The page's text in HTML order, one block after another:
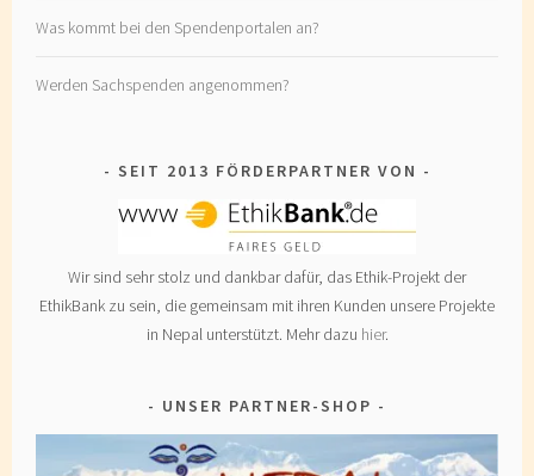
Was kommt bei den Spendenportalen an?
Werden Sachspenden angenommen?
SEIT 2013 FÖRDERPARTNER VON
Wir sind sehr stolz und dankbar dafür, das Ethik-Projekt der
EthikBank zu sein, die gemeinsam mit ihren Kunden unsere Projekte
in Nepal unterstützt. Mehr dazu hier.
UNSER PARTNER-SHOP